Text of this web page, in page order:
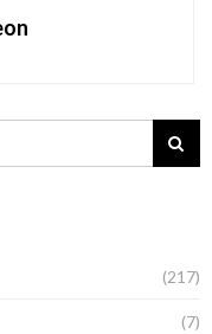
(217)
(7)